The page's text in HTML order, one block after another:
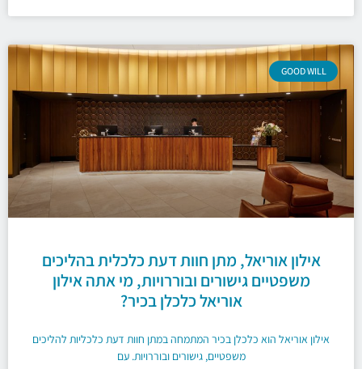
GOOD WILL
אילון אוריאל, מתן חוות דעת כלכלית בהליכים
משפטיים גישורים ובוררויות, מי אתה אילון
אוריאל כלכלן בכיר?
אילון אוריאל הוא כלכלן בכיר המתמחה במתן חוות דעת כלכליות להליכים
משפטיים, גישורים ובוררויות. עם